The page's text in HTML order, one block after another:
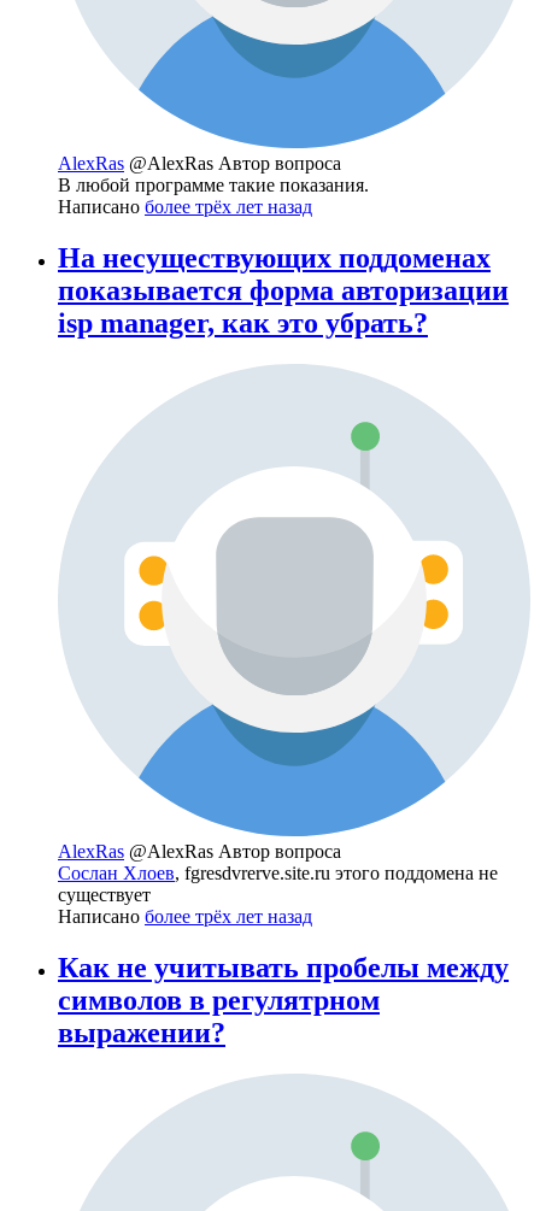
AlexRas @AlexRas Автор вопроса
В любой программе такие показания.
Написано более трёх лет назад
На несуществующих поддоменах
показывается форма авторизации
isp manager, как это убрать?
AlexRas @AlexRas Автор вопроса
Сослан Хлоев, fgresdvrerve.site.ru этого поддомена не
существует
Написано более трёх лет назад
Как не учитывать пробелы между
символов в регулятрном
выражении?